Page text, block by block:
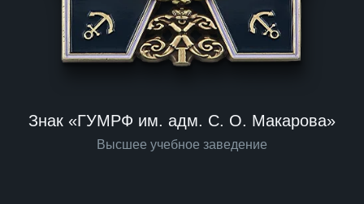
Знак «ГУМРФ им. адм. С. О. Макарова»
Высшее учебное заведение